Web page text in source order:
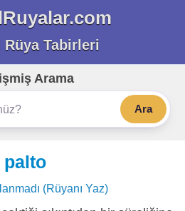
Rüya Tabirleri
Arama
Ara
palto
(Rüyanı Yaz)